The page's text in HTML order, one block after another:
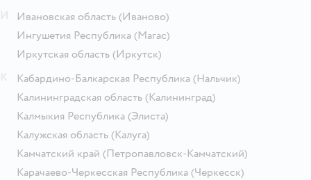
Ивановская область (Иваново)
Ингушетия Республика (Магас)
Иркутская область (Иркутск)
Кабардино-Балкарская Республика (Нальчик)
Калининградская область (Калининград)
Калмыкия Республика (Элиста)
Калужская область (Калуга)
Камчатский край (Петропавловск-Камчатский)
Карачаево-Черкесская Республика (Черкесск)